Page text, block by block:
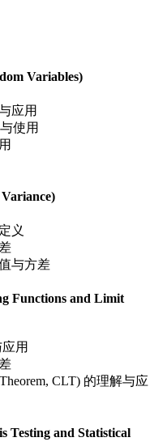
Variables)
应用
使用
义
与方差
Functions and Limit
用
CLT) 的理解与应
Testing and Statistical